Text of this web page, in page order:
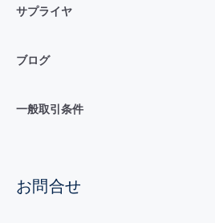
サプライヤ
ブログ
一般取引条件
お問合せ